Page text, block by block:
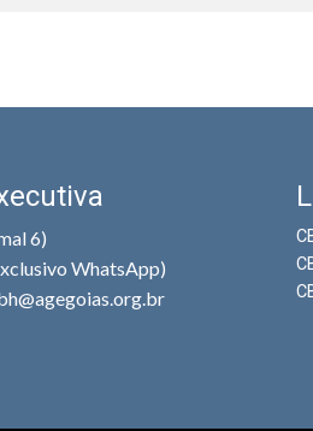
6)
WhatsApp)